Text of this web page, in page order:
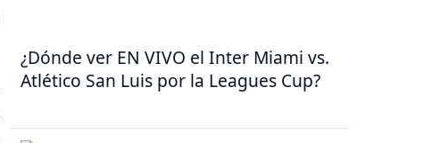
¿Dónde ver EN VIVO el Inter Miami vs.
Atlético San Luis por la Leagues Cup?